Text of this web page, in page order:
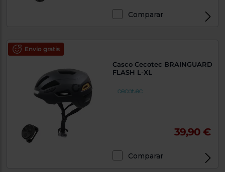
Comparar
Envío gratis
Casco Cecotec BRAINGUARD
FLASH L-XL
39,90 €
Comparar